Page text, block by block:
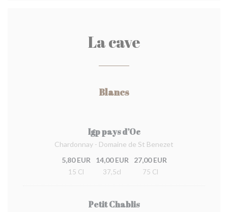
La cave
Blancs
Igp pays d’Oc
Chardonnay - Domaine de St Benezet
5,80 EUR
15 Cl
14,00 EUR
37,5cl
27,00 EUR
75 Cl
Petit Chablis